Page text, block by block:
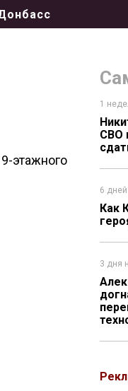
1
СВО
6
Как
3 дня
этажного